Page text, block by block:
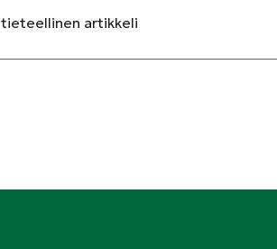
tieteellinen artikkeli